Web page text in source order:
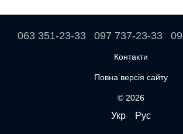
063 351-23-33 097 737-23-33
Контакти
Повна версія сайту
© 2026
Укр Рус